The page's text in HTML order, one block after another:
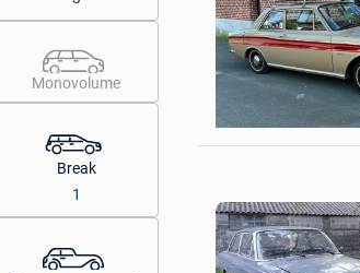
Monovolume
Break
1
Merchtem